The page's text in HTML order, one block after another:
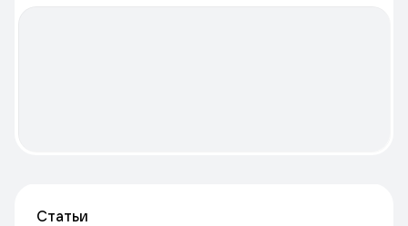
Статьи